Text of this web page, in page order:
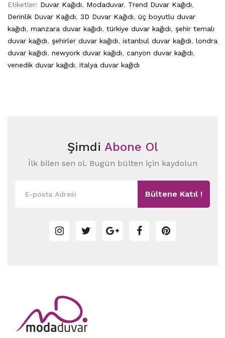
Etiketler: Duvar Kağıdı, Modaduvar, Trend Duvar Kağıdı,
Derinlik Duvar Kağıdı, 3D Duvar Kağıdı, üç boyutlu duvar
kağıdı, manzara duvar kağıdı, türkiye duvar kağıdı, şehir temalı
duvar kağıdı, şehirler duvar kağıdı, istanbul duvar kağıdı, londra
duvar kağıdı, newyork duvar kağıdı, canyon duvar kağıdı,
venedik duvar kağıdı, italya duvar kağıdı
Şimdi Abone Ol
İlk bilen sen ol. Bugün bülten için kaydolun
Bültene Katıl !